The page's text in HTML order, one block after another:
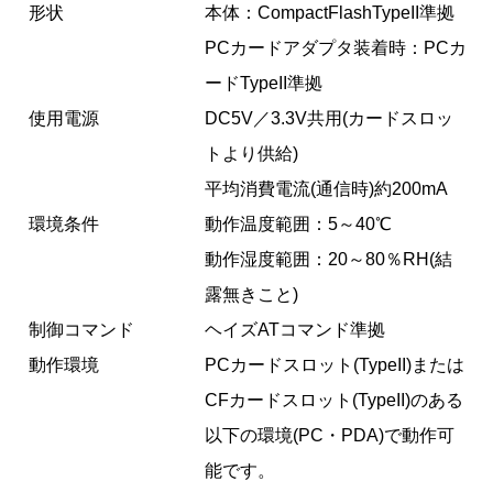
形状
本体：CompactFlashTypeII準拠
PCカードアダプタ装着時：PCカ
ードTypeII準拠
使用電源
DC5V／3.3V共用(カードスロッ
トより供給)
平均消費電流(通信時)約200mA
環境条件
動作温度範囲：5～40℃
動作湿度範囲：20～80％RH(結
露無きこと)
制御コマンド
ヘイズATコマンド準拠
動作環境
PCカードスロット(TypeII)または
CFカードスロット(TypeII)のある
以下の環境(PC・PDA)で動作可
能です。